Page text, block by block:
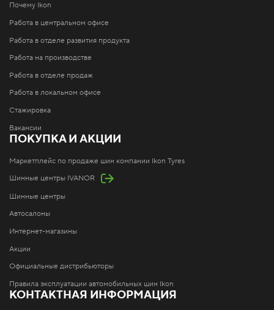
Почему Ikon
Работа в центральном офисе
Работа в отделе развития продукта
Работа на производстве
Работа в отделе продаж
Работа в локальном офисе
Стажировка
Вакансии
ПОКУПКА И АКЦИИ
Маркетплейс по продаже шин компании Ikon Tyres
Шинные центры IVANOR
Шинные центры
Автосалоны
Интернет-магазины
Акции
Официальные дистрибьюторы
Правила эксплуатации автомобильных шин Ikon
КОНТАКТНАЯ ИНФОРМАЦИЯ